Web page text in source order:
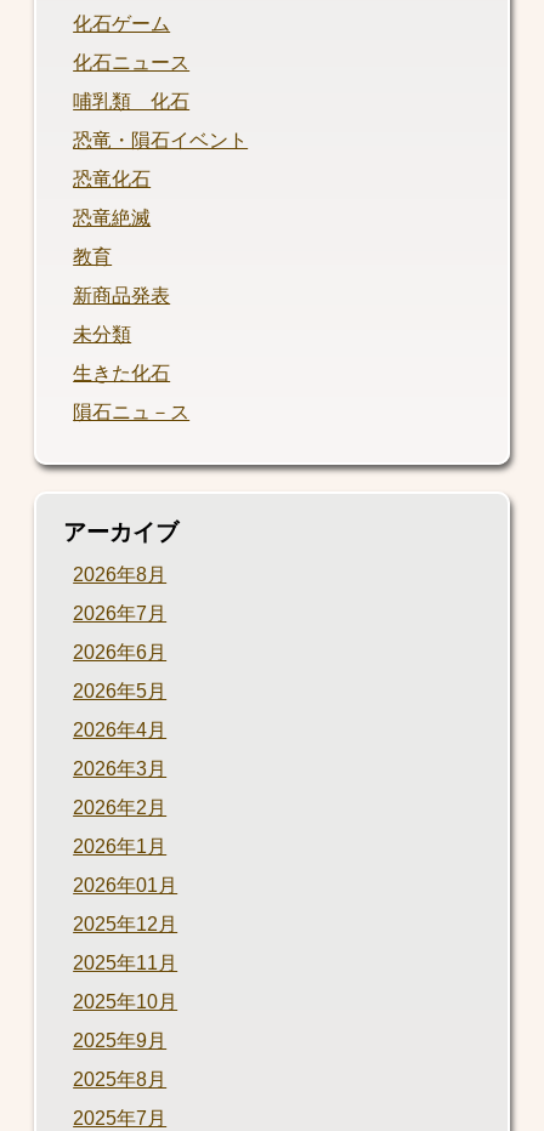
化石ゲーム
化石ニュース
哺乳類 化石
恐竜・隕石イベント
恐竜化石
恐竜絶滅
教育
新商品発表
未分類
生きた化石
隕石ニュ－ス
アーカイブ
2026年8月
2026年7月
2026年6月
2026年5月
2026年4月
2026年3月
2026年2月
2026年1月
2026年01月
2025年12月
2025年11月
2025年10月
2025年9月
2025年8月
2025年7月